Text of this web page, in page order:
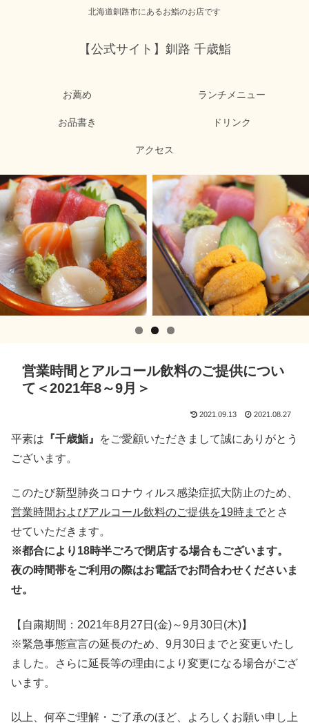
北海道釧路市にあるお鮨のお店です
【公式サイト】釧路 千歳鮨
お薦め ランチメニュー
お品書き ドリンク
アクセス
営業時間とアルコール飲料のご提供につい
て＜2021年8～9月＞
2021.09.13 2021.08.27
平素は 『千歳鮨』
をご愛顧いただきまして誠にありがとう
ございます。
このたび新型肺炎コロナウィルス感染症拡大防止のため、
営業時間およびアルコール飲料のご提供を19時までとさ
せていただきます。
※都合により18時半ごろで閉店する場合もございます。
夜の時間帯をご利用の際はお電話でお問合わせくださいま
せ。
【自粛期間：2021年8月27日(金)～9月30日(木)】
※緊急事態宣言の延長のため、9月30日までと変更いたし
ました。さらに延長等の理由により変更になる場合がござ
います。
以上、何卒ご理解・ご了承のほど、よろしくお願い申し上